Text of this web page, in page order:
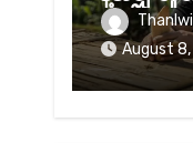
လျစ်လျူမ
သမ္မတ သ
August